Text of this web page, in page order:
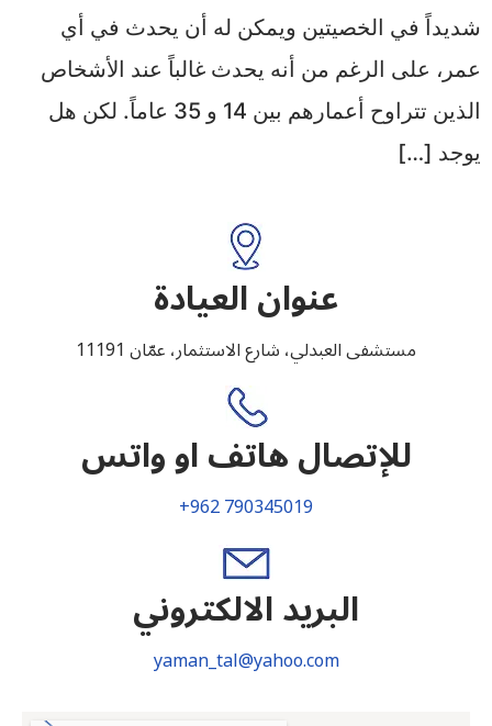
شديداً في الخصيتين ويمكن له أن يحدث في أي
عمر، على الرغم من أنه يحدث غالباً عند الأشخاص
الذين تتراوح أعمارهم بين 14 و 35 عاماً. لكن هل
يوجد […]
عنوان العيادة
مستشفى العبدلي، شارع الاستثمار، عمّان 11191
للإتصال هاتف او واتس
+962 790345019
البريد الالكتروني
yaman_tal@yahoo.com